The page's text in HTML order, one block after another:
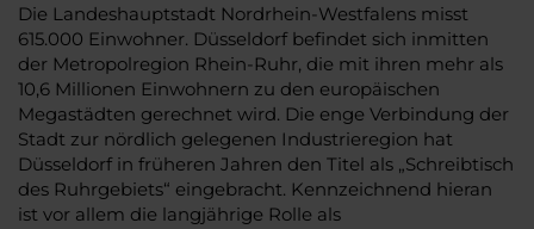
Die Landeshauptstadt Nordrhein-Westfalens misst
615.000 Einwohner. Düsseldorf befindet sich inmitten
der Metropolregion Rhein-Ruhr, die mit ihren mehr als
10,6 Millionen Einwohnern zu den europäischen
Megastädten gerechnet wird. Die enge Verbindung der
Stadt zur nördlich gelegenen Industrieregion hat
Düsseldorf in früheren Jahren den Titel als „Schreibtisch
des Ruhrgebiets“ eingebracht. Kennzeichnend hieran
ist vor allem die langjährige Rolle als